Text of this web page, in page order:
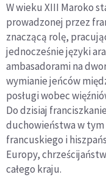
W wieku XIII Maroko
prowadzonej przez
znaczącą rolę,
jednocześnie języki
ambasadorami na
wymianie jeńców
posługi wobec
Do dzisiaj
duchowieństwa w
francuskiego i
Europy,
całego kraju.